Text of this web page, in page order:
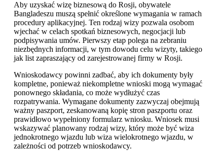
Aby uzyskać wizę biznesową do Rosji, obywatele
Bangladeszu muszą spełnić określone wymagania w ramach
procedury aplikacyjnej. Ten rodzaj wizy pozwala osobom
wjechać w celach spotkań biznesowych, negocjacji lub
podpisywania umów. Pierwszy etap polega na zebraniu
niezbędnych informacji, w tym dowodu celu wizyty, takiego
jak list zapraszający od zarejestrowanej firmy w Rosji.
Wnioskodawcy powinni zadbać, aby ich dokumenty były
kompletne, ponieważ niekompletne wnioski mogą wymagać
ponownego składania, co może wydłużyć czas
rozpatrywania. Wymagane dokumenty zazwyczaj obejmują
ważny paszport, zeskanowaną kopię stron paszportu oraz
prawidłowo wypełniony formularz wniosku. Wniosek musi
wskazywać planowany rodzaj wizy, który może być wiza
jednokrotnego wjazdu lub wiza wielokrotnego wjazdu, w
zależności od potrzeb wnioskodawcy.